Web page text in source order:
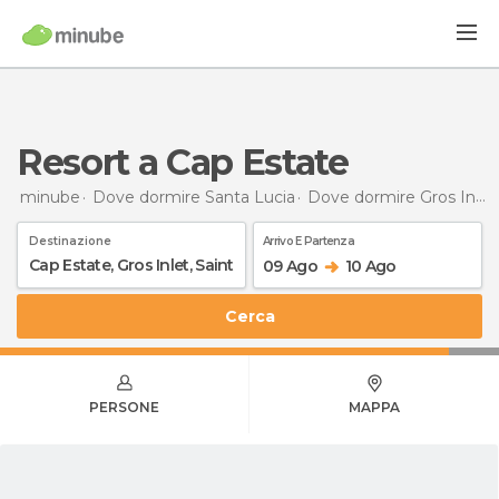
Resort a Cap Estate
minube Dove dormire Santa Lucia Dove dormire Gros Inlet
Destinazione Arrivo E Partenza
09 Ago 10 Ago
Cerca
PERSONE MAPPA